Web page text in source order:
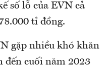
số lỗ của EVN cả
tỉ đồng.
gặp nhiều khó khăn
đến cuối năm 2023